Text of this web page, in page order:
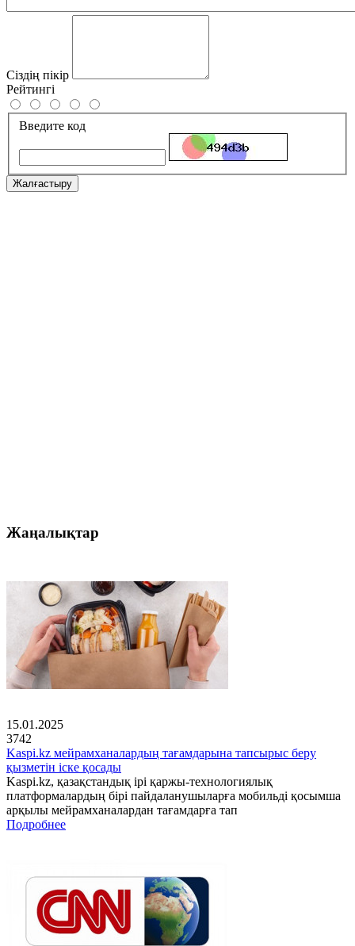
Сіздің пікір
Рейтингі
Введите код
Жалғастыру
Жаңалықтар
15.01.2025
3742
Kaspi.kz мейрамханалардың тағамдарына тапсырыс беру
қызметін іске қосады
Kaspi.kz, қазақстандық ірі қаржы-технологиялық
платформалардың бірі пайдаланушыларға мобильді қосымша
арқылы мейрамханалардан тағамдарға тап
Подробнее